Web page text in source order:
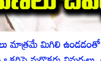
మాత్రమే మిగిలి ఉండడంతో